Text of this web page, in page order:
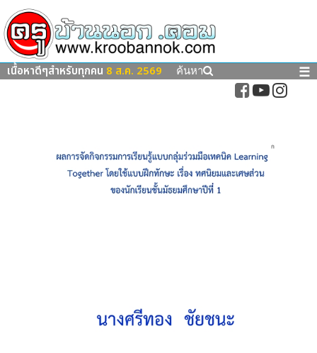
เนื้อหาดีๆสำหรับทุกคน 8 ส.ค. 2569 ค้นหา ☰